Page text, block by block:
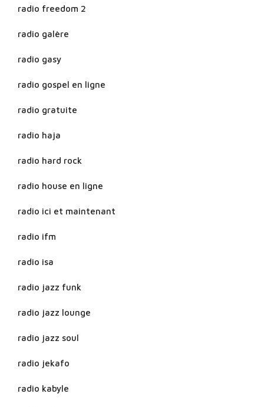
radio freedom 2
radio galère
radio gasy
radio gospel en ligne
radio gratuite
radio haja
radio hard rock
radio house en ligne
radio ici et maintenant
radio ifm
radio isa
radio jazz funk
radio jazz lounge
radio jazz soul
radio jekafo
radio kabyle